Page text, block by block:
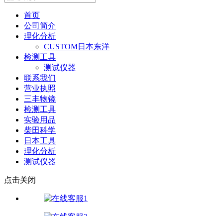
首页
公司简介
理化分析
CUSTOM日本东洋
检测工具
测试仪器
联系我们
营业执照
三丰物镜
检测工具
实验用品
柴田科学
日本工具
理化分析
测试仪器
点击关闭